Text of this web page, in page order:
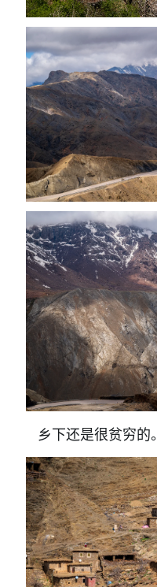
乡下还是很贫穷的。